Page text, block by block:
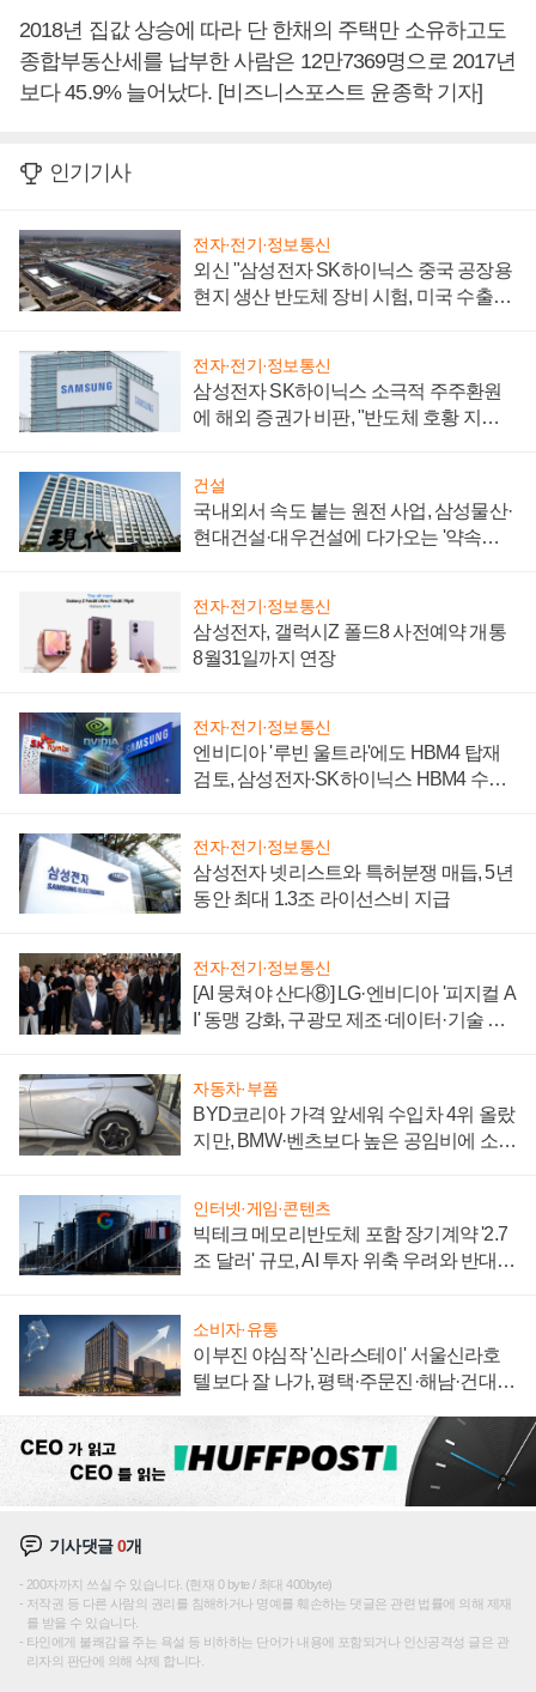
2018년 집값 상승에 따라 단 한채의 주택만 소유하고도
종합부동산세를 납부한 사람은 12만7369명으로 2017년
보다 45.9% 늘어났다. [비즈니스포스트 윤종학 기자]
인기기사
전자·전기·정보통신
외신 "삼성전자 SK하이닉스 중국 공장용
현지 생산 반도체 장비 시험, 미국 수출통
전자·전기·정보통신
삼성전자 SK하이닉스 소극적 주주환원
에 해외 증권가 비판, "반도체 호황 지속
건설
국내외서 속도 붙는 원전 사업, 삼성물산·
현대건설·대우건설에 다가오는 '약속의
전자·전기·정보통신
삼성전자, 갤럭시Z 폴드8 사전예약 개통
8월31일까지 연장
전자·전기·정보통신
엔비디아 '루빈 울트라'에도 HBM4 탑재
검토, 삼성전자·SK하이닉스 HBM4 수율
전자·전기·정보통신
삼성전자 넷리스트와 특허분쟁 매듭, 5년
동안 최대 1.3조 라이선스비 지급
전자·전기·정보통신
[AI 뭉쳐야 산다⑧] LG·엔비디아 '피지컬 A
I' 동맹 강화, 구광모 제조·데이터·기술 결
자동차·부품
BYD코리아 가격 앞세워 수입차 4위 올랐
지만, BMW·벤츠보다 높은 공임비에 소비
인터넷·게임·콘텐츠
빅테크 메모리반도체 포함 장기계약 '2.7
조 달러' 규모, AI 투자 위축 우려와 반대
소비자·유통
이부진 야심작 '신라스테이' 서울신라호
텔보다 잘 나가, 평택·주문진·해남·건대로
기사댓글0개
200자까지 쓰실 수 있습니다. (현재 0 byte / 최대 400byte)
저작권 등 다른 사람의 권리를 침해하거나 명예를 훼손하는 댓글은 관련 법률에 의해 제재
를 받을 수 있습니다.
타인에게 불쾌감을 주는 욕설 등 비하하는 단어가 내용에 포함되거나 인신공격성 글은 관
리자의 판단에 의해 삭제 합니다.